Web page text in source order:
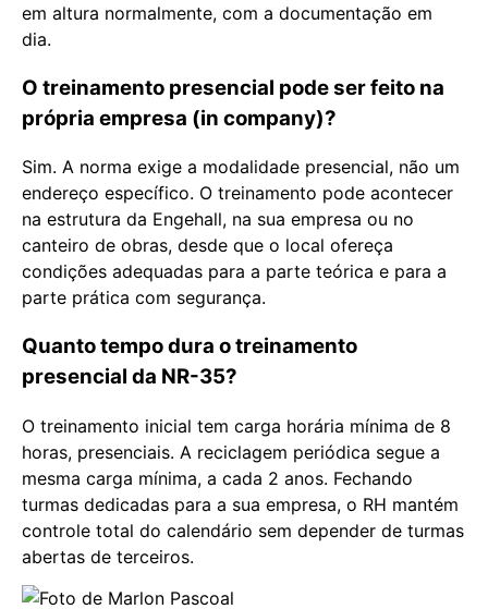
em altura normalmente, com a documentação em
dia.
O treinamento presencial pode ser feito na
própria empresa (in company)?
Sim. A norma exige a modalidade presencial, não um
endereço específico. O treinamento pode acontecer
na estrutura da Engehall, na sua empresa ou no
canteiro de obras, desde que o local ofereça
condições adequadas para a parte teórica e para a
parte prática com segurança.
Quanto tempo dura o treinamento
presencial da NR-35?
O treinamento inicial tem carga horária mínima de 8
horas, presenciais. A reciclagem periódica segue a
mesma carga mínima, a cada 2 anos. Fechando
turmas dedicadas para a sua empresa, o RH mantém
controle total do calendário sem depender de turmas
abertas de terceiros.